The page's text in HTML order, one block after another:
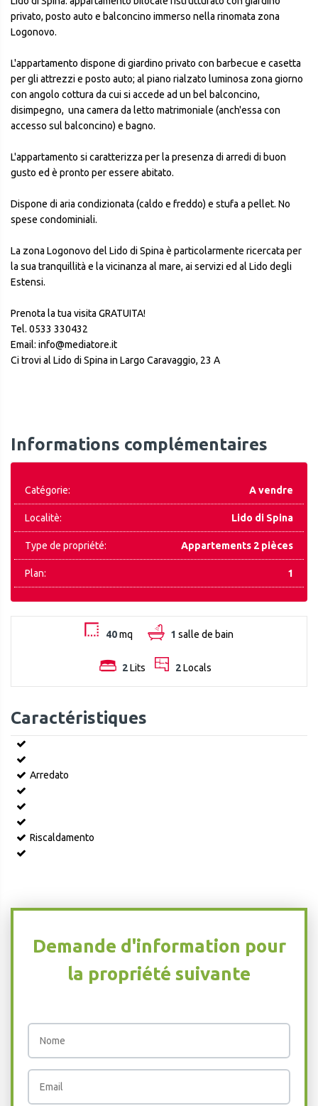
privato, posto auto e balconcino immerso nella rinomata zona
Logonovo.
L'appartamento dispone di giardino privato con barbecue e casetta
per gli attrezzi e posto auto; al piano rialzato luminosa zona giorno
con angolo cottura da cui si accede ad un bel balconcino,
disimpegno, una camera da letto matrimoniale (anch'essa con
accesso sul balconcino) e bagno.
L'appartamento si caratterizza per la presenza di arredi di buon
gusto ed è pronto per essere abitato.
Dispone di aria condizionata (caldo e freddo) e stufa a pellet. No
spese condominiali.
La zona Logonovo del Lido di Spina è particolarmente ricercata per
la sua tranquillità e la vicinanza al mare, ai servizi ed al Lido degli
Estensi.
Prenota la tua visita GRATUITA!
Tel. 0533 330432
Email: info@mediatore.it
Ci trovi al Lido di Spina in Largo Caravaggio, 23 A
Informations complémentaires
Catégorie: A vendre
Localitè: Lido di Spina
Type de propriété: Appartements 2 pièces
Plan: 1
40mq 1 salle de bain
2Lits 2Locals
Caractéristiques
Arredato
Riscaldamento
Demande d'information pour
la propriété suivante